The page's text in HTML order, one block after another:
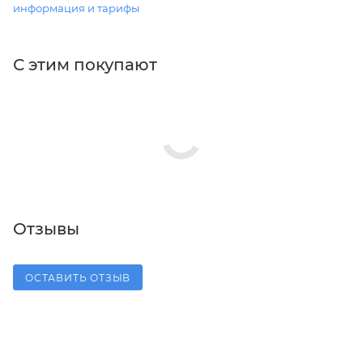
информация и тарифы
С этим покупают
Отзывы
ОСТАВИТЬ ОТЗЫВ